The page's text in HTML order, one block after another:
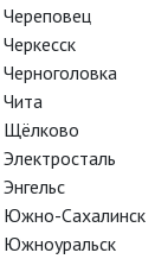
Череповец
Черкесск
Черноголовка
Чита
Щёлково
Электросталь
Энгельс
Южно-Сахалинск
Южноуральск